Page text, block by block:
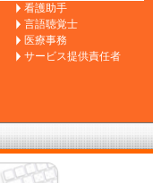
看護助手
言語聴覚士
医療事務
サービス提供責任者